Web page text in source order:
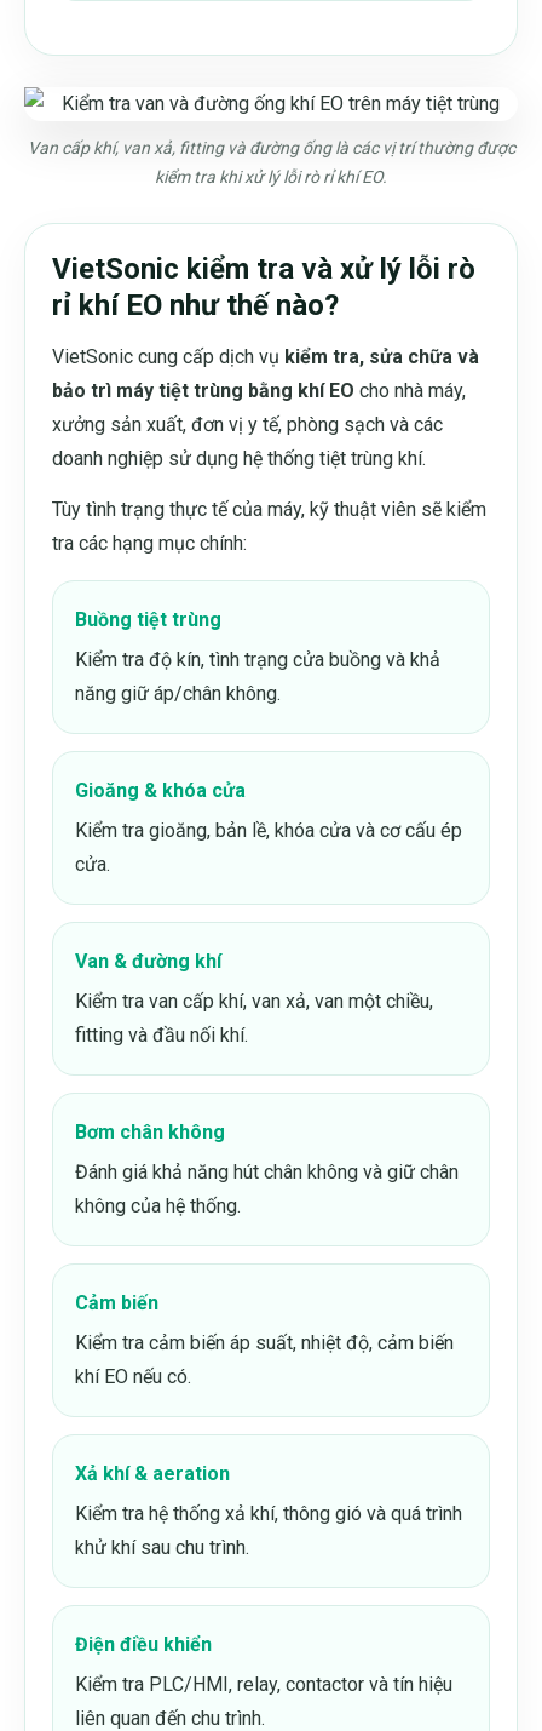
Van cấp khí, van xả, fitting và đường ống là các vị trí thường được
kiểm tra khi xử lý lỗi rò rỉ khí EO.
VietSonic kiểm tra và xử lý lỗi rò
rỉ khí EO như thế nào?
VietSonic cung cấp dịch vụ kiểm tra, sửa chữa và
bảo trì máy tiệt trùng bằng khí EO cho nhà máy,
xưởng sản xuất, đơn vị y tế, phòng sạch và các
doanh nghiệp sử dụng hệ thống tiệt trùng khí.
Tùy tình trạng thực tế của máy, kỹ thuật viên sẽ kiểm
tra các hạng mục chính:
Buồng tiệt trùng
Kiểm tra độ kín, tình trạng cửa buồng và khả
năng giữ áp/chân không.
Gioăng & khóa cửa
Kiểm tra gioăng, bản lề, khóa cửa và cơ cấu ép
cửa.
Van & đường khí
Kiểm tra van cấp khí, van xả, van một chiều,
fitting và đầu nối khí.
Bơm chân không
Đánh giá khả năng hút chân không và giữ chân
không của hệ thống.
Cảm biến
Kiểm tra cảm biến áp suất, nhiệt độ, cảm biến
khí EO nếu có.
Xả khí & aeration
Kiểm tra hệ thống xả khí, thông gió và quá trình
khử khí sau chu trình.
Điện điều khiển
Kiểm tra PLC/HMI, relay, contactor và tín hiệu
liên quan đến chu trình.